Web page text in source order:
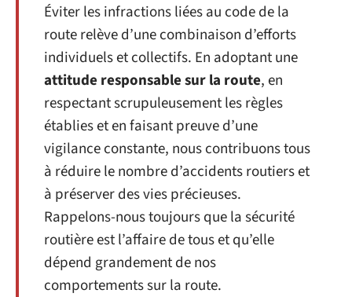
Éviter les infractions liées au code de la
route relève d’une combinaison d’efforts
individuels et collectifs. En adoptant une
attitude responsable sur la route, en
respectant scrupuleusement les règles
établies et en faisant preuve d’une
vigilance constante, nous contribuons tous
à réduire le nombre d’accidents routiers et
à préserver des vies précieuses.
Rappelons-nous toujours que la sécurité
routière est l’affaire de tous et qu’elle
dépend grandement de nos
comportements sur la route.